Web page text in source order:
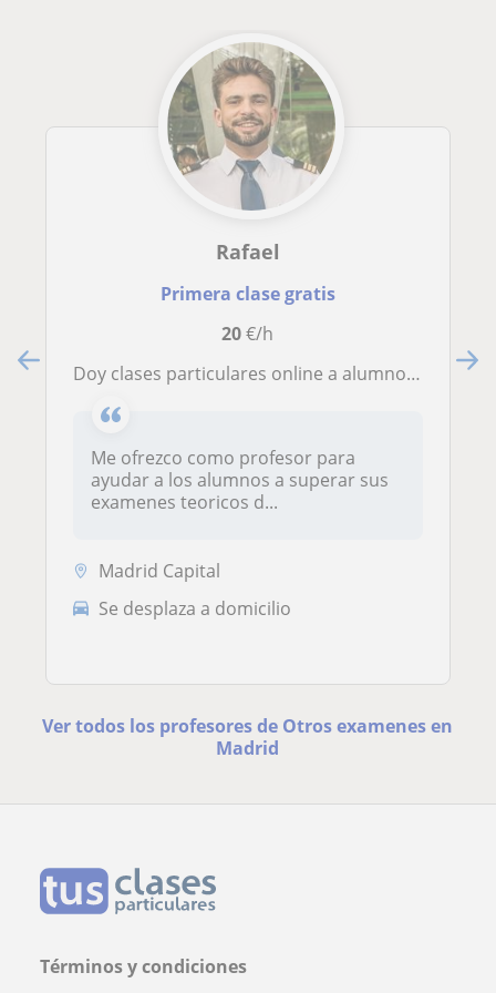
Rafael
Primera clase gratis
20€/h
Doy clases particulares online a alumnos para superar los examens de SENASA ATPL aviacion
Me ofrezco como profesor para
ayudar a los alumnos a superar sus
examenes teoricos d...
Madrid Capital
Se desplaza a domicilio
Ver todos los profesores de Otros examenes en
Madrid
Términos y condiciones